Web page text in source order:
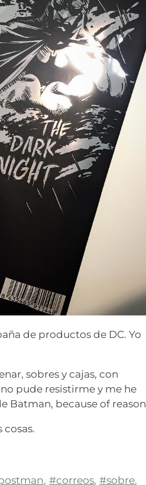
de productos de DC. Yo
sobres y cajas, con
no pude resistirme y me he
Batman, because of
cosas.
,#correos,#sobre,